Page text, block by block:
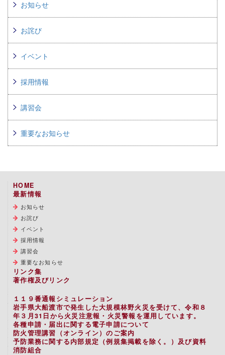
お知らせ
お詫び
イベント
採用情報
講習会
重要なお知らせ
HOME
最新情報
お知らせ
お詫び
イベント
採用情報
講習会
重要なお知らせ
リンク集
著作権及びリンク
１１９番通報シミュレーション
岩手県大船渡市で発生した大規模林野火災を受けて、令和８
年３月31日から火災注意報・火災警報を運用しています。
各種申請・届出に関する電子申請について
防火管理講習（オンライン）のご案内
予防業務に関する内部規定（例規集掲載を除く。）及び資料
消防組合